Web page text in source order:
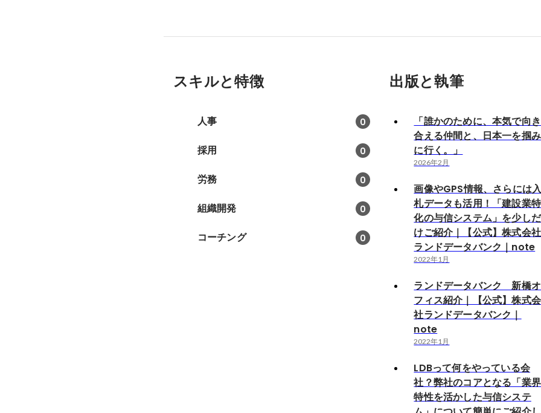
スキルと特徴
人事 0
採用 0
労務 0
組織開発 0
コーチング 0
出版と執筆
「誰かのために、本気で向き
合える仲間と、日本一を掴み
に行く。」
2026年2月
画像やGPS情報、さらには
札データも活用！「建設業特
化の与信システム」を少しだ
けご紹介｜【公式】株式会社
ランドデータバンク｜note
2022年1月
ランドデータバンク 新橋オ
フィス紹介｜【公式】株式会
社ランドデータバンク｜
note
2022年1月
LDBって何をやっている会
社？弊社のコアとなる「業界
特性を活かした与信システ